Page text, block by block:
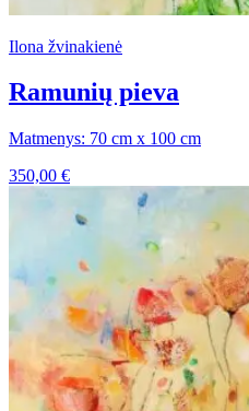
Ilona žvinakienė
Ramunių pieva
Matmenys: 70 cm x 100 cm
350,00 €